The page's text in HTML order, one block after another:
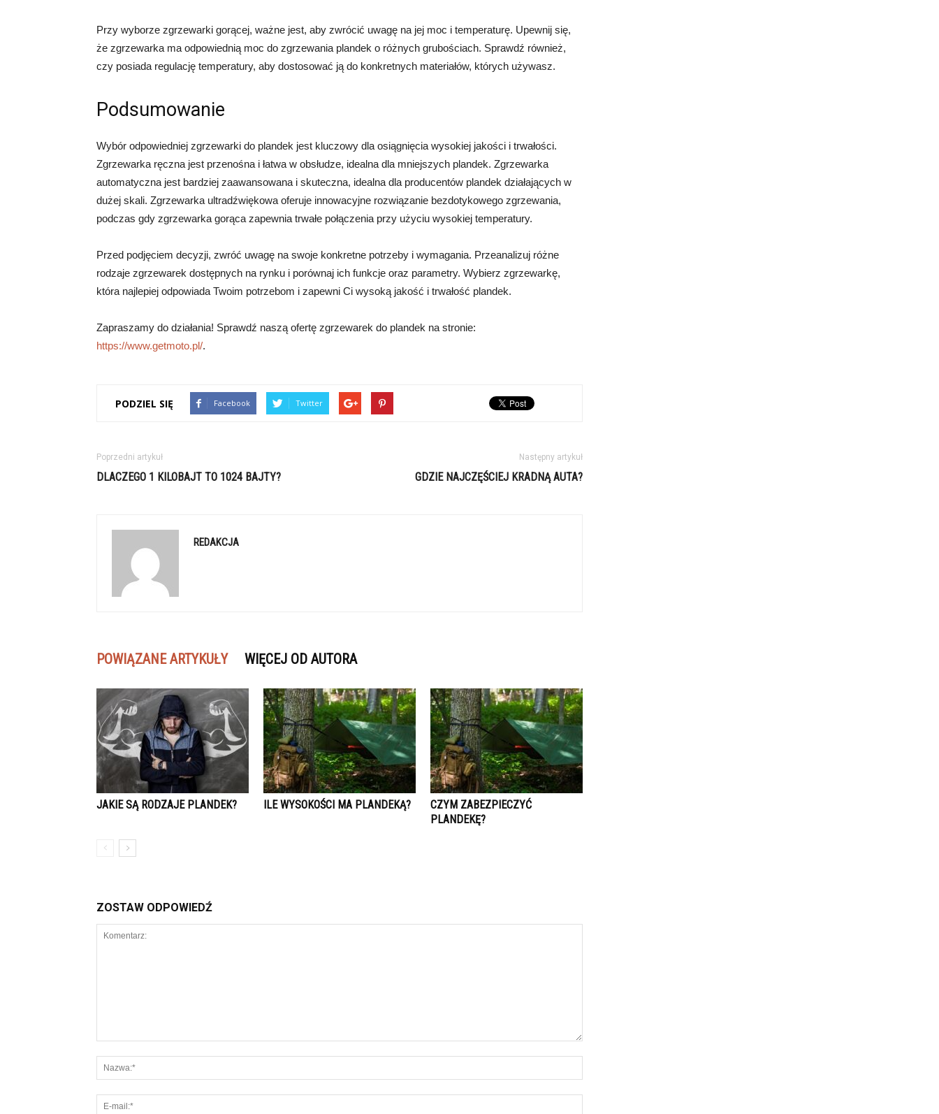
Przy wyborze zgrzewarki gorącej, ważne jest, aby zwrócić uwagę na jej moc i temperaturę. Upewnij się,
że zgrzewarka ma odpowiednią moc do zgrzewania plandek o różnych grubościach. Sprawdź również,
czy posiada regulację temperatury, aby dostosować ją do konkretnych materiałów, których używasz.
Podsumowanie
Wybór odpowiedniej zgrzewarki do plandek jest kluczowy dla osiągnięcia wysokiej jakości i trwałości.
Zgrzewarka ręczna jest przenośna i łatwa w obsłudze, idealna dla mniejszych plandek. Zgrzewarka
automatyczna jest bardziej zaawansowana i skuteczna, idealna dla producentów plandek działających w
dużej skali. Zgrzewarka ultradźwiękowa oferuje innowacyjne rozwiązanie bezdotykowego zgrzewania,
podczas gdy zgrzewarka gorąca zapewnia trwałe połączenia przy użyciu wysokiej temperatury.
Przed podjęciem decyzji, zwróć uwagę na swoje konkretne potrzeby i wymagania. Przeanalizuj różne
rodzaje zgrzewarek dostępnych na rynku i porównaj ich funkcje oraz parametry. Wybierz zgrzewarkę,
która najlepiej odpowiada Twoim potrzebom i zapewni Ci wysoką jakość i trwałość plandek.
Zapraszamy do działania! Sprawdź naszą ofertę zgrzewarek do plandek na stronie:
https://www.getmoto.pl/.
PODZIEL SIĘ Facebook Twitter
Poprzedni artykuł
DLACZEGO 1 KILOBAJT TO 1024 BAJTY?
Następny artykuł
GDZIE NAJCZĘŚCIEJ KRADNĄ AUTA?
REDAKCJA
POWIĄZANE ARTYKUŁY WIĘCEJ OD AUTORA
JAKIE SĄ RODZAJE PLANDEK? ILE WYSOKOŚCI MA PLANDEKĄ?
CZYM ZABEZPIECZYĆ
PLANDEKĘ?
ZOSTAW ODPOWIEDŹ